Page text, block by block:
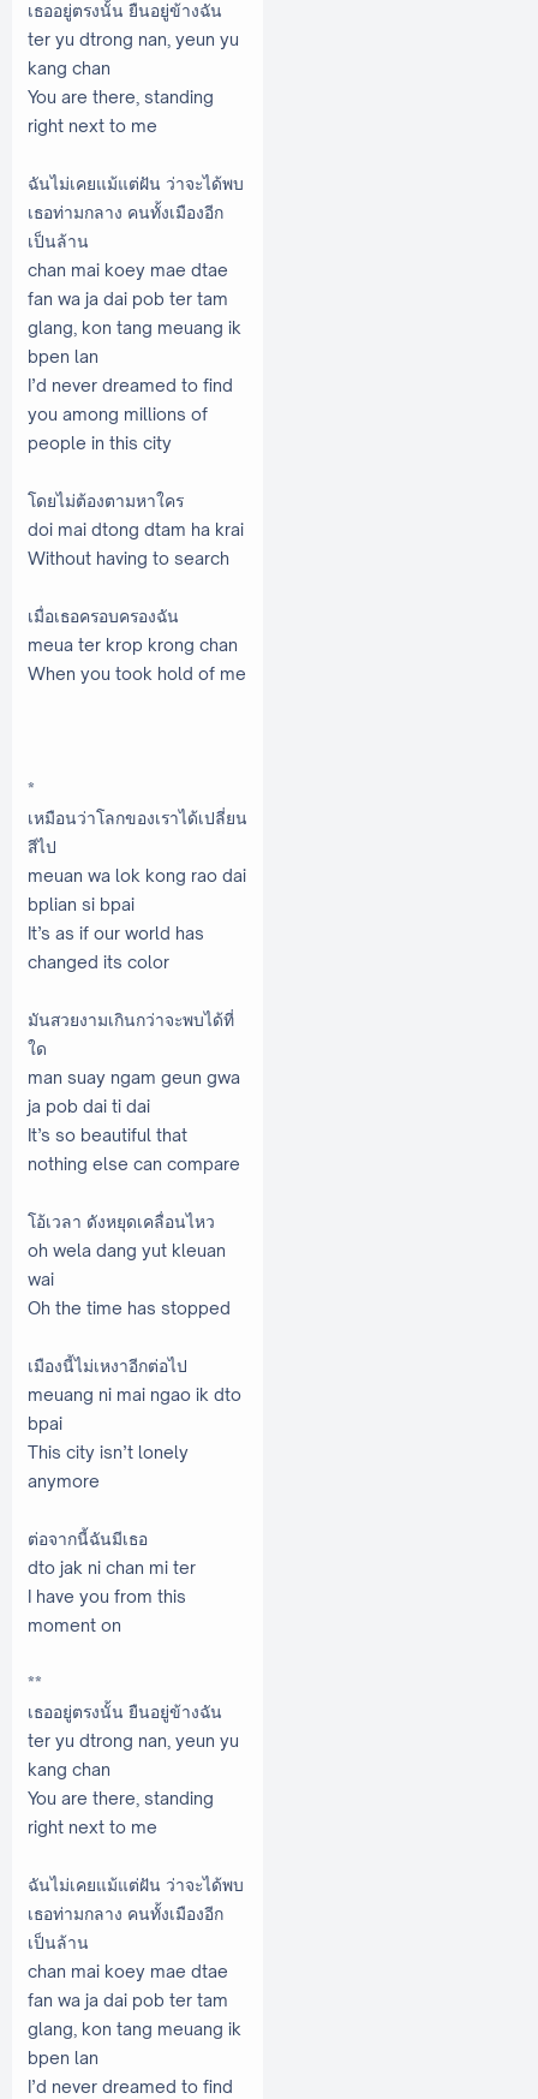
เธออยู่ตรงนั้น ยืนอยู่ข้างฉัน
ter yu dtrong nan, yeun yu
kang chan
You are there, standing
right next to me
ฉันไม่เคยแม้แต่ฝัน ว่าจะได้พบ
เธอท่ามกลาง คนทั้งเมืองอีก
เป็นล้าน
chan mai koey mae dtae
fan wa ja dai pob ter tam
glang, kon tang meuang ik
bpen lan
I’d never dreamed to find
you among millions of
people in this city
โดยไม่ต้องตามหาใคร
doi mai dtong dtam ha krai
Without having to search
เมื่อเธอครอบครองฉัน
meua ter krop krong chan
When you took hold of me
*
เหมือนว่าโลกของเราได้เปลี่ยน
สีไป
meuan wa lok kong rao dai
bplian si bpai
It’s as if our world has
changed its color
มันสวยงามเกินกว่าจะพบได้ที่
ใด
man suay ngam geun gwa
ja pob dai ti dai
It’s so beautiful that
nothing else can compare
โอ้เวลา ดังหยุดเคลื่อนไหว
oh wela dang yut kleuan
wai
Oh the time has stopped
เมืองนี้ไม่เหงาอีกต่อไป
meuang ni mai ngao ik dto
bpai
This city isn’t lonely
anymore
ต่อจากนี้ฉันมีเธอ
dto jak ni chan mi ter
I have you from this
moment on
**
เธออยู่ตรงนั้น ยืนอยู่ข้างฉัน
ter yu dtrong nan, yeun yu
kang chan
You are there, standing
right next to me
ฉันไม่เคยแม้แต่ฝัน ว่าจะได้พบ
เธอท่ามกลาง คนทั้งเมืองอีก
เป็นล้าน
chan mai koey mae dtae
fan wa ja dai pob ter tam
glang, kon tang meuang ik
bpen lan
I’d never dreamed to find